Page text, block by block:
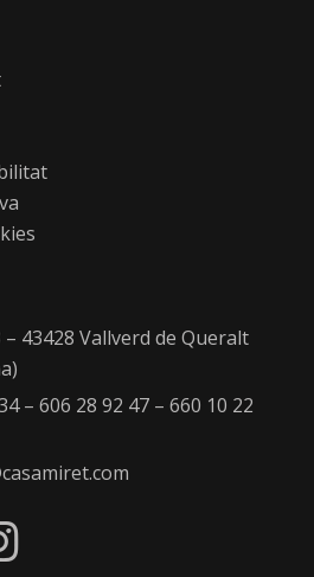
43428 Vallverd de Queralt
– 606 28 92 47– 660 10 22